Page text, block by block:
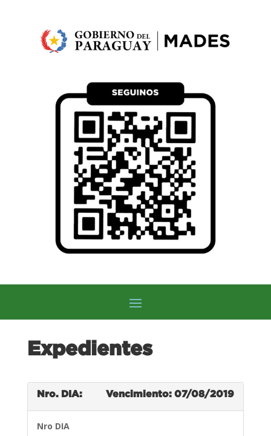
Expedientes
Nro. DIA: Vencimiento: 07/08/2019
Nro DIA